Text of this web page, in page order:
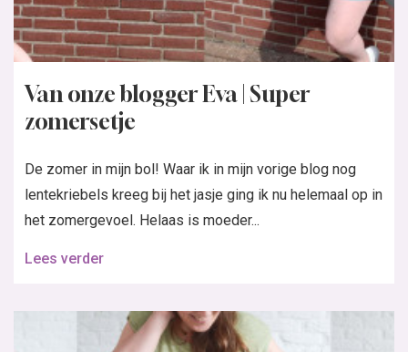
Van onze blogger Eva | Super
zomersetje
De zomer in mijn bol! Waar ik in mijn vorige blog nog
lentekriebels kreeg bij het jasje ging ik nu helemaal op in
het zomergevoel. Helaas is moeder...
Lees verder